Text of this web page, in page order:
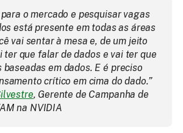
o mercado e pesquisar vagas
está presente em todas as áreas
vai sentar à mesa e, de um jeito
ter que falar de dados e vai ter que
em dados. E é preciso
crítico em cima do dado.”
, Gerente de Campanha de
na NVIDIA